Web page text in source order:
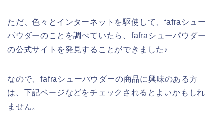
ただ、色々とインターネットを駆使して、fafraシュー
パウダーのことを調べていたら、fafraシューパウダー
の公式サイトを発見することができました♪
なので、fafraシューパウダーの商品に興味のある方
は、下記ページなどをチェックされるとよいかもしれ
ません。